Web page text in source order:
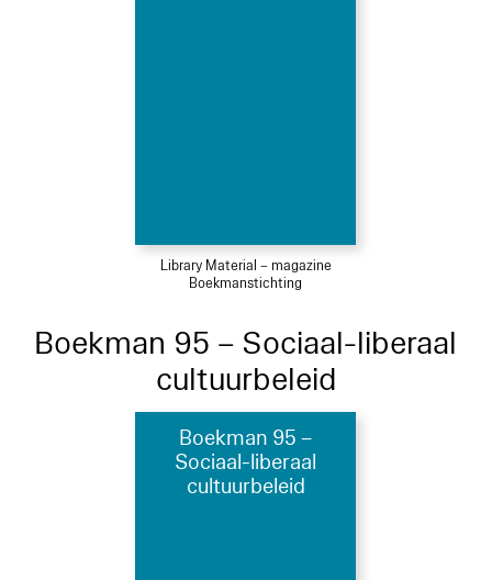
Library Material – magazine
Boekmanstichting
Boekman 95 – Sociaal-liberaal
cultuurbeleid
Boekman 95 –
Sociaal-liberaal
cultuurbeleid